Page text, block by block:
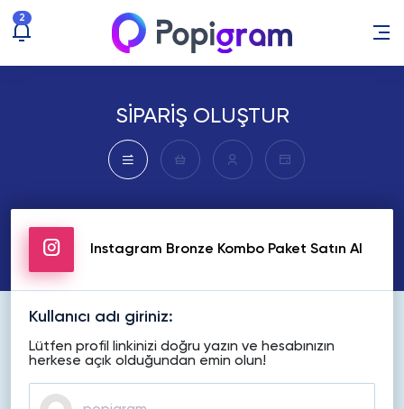
2
SİPARİŞ OLUŞTUR
Instagram Bronze Kombo Paket Satın Al
Kullanıcı adı giriniz:
Lütfen profil linkinizi doğru yazın ve hesabınızın
herkese açık olduğundan emin olun!